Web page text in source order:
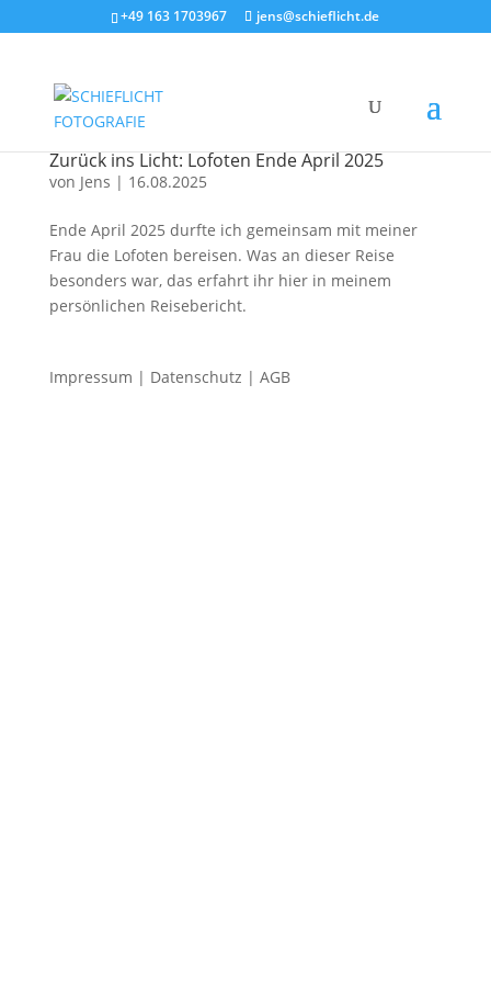
+49 163 1703967 jens@schieflicht.de
Zurück ins Licht: Lofoten Ende April 2025
von Jens | 16.08.2025
Ende April 2025 durfte ich gemeinsam mit meiner
Frau die Lofoten bereisen. Was an dieser Reise
besonders war, das erfahrt ihr hier in meinem
persönlichen Reisebericht.
Impressum | Datenschutz | AGB